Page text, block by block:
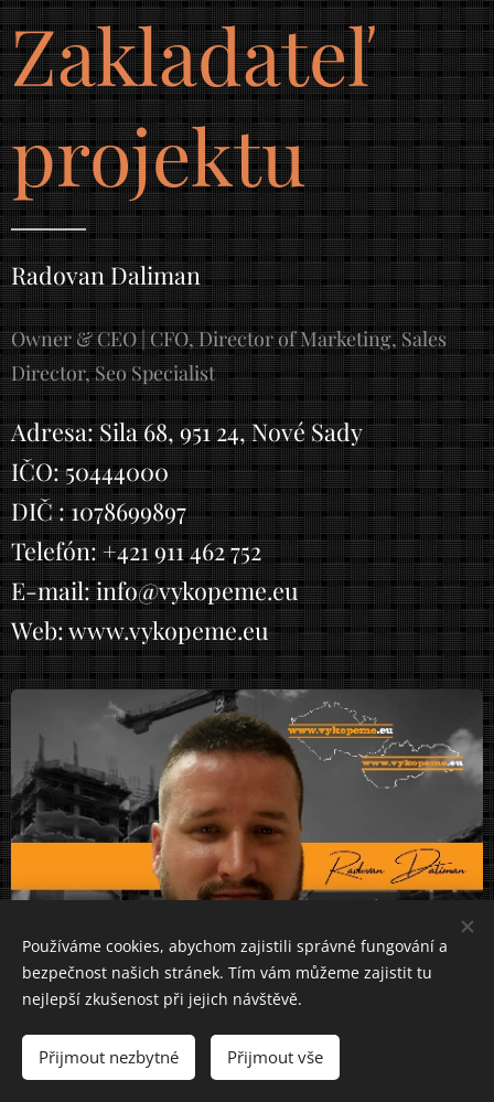
Zakladateľ
projektu
Radovan Daliman
Owner & CEO | CFO, Director of Marketing, Sales
Director, Seo Specialist
Adresa: Sila 68, 951 24, Nové Sady
IČO: 50444000
DIČ : 1078699897
Telefón: +421 911 462 752
E-mail: info@vykopeme.eu
Web: www.vykopeme.eu
Používáme cookies, abychom zajistili správné fungování a
bezpečnost našich stránek. Tím vám můžeme zajistit tu
nejlepší zkušenost při jejich návštěvě.
Přijmout nezbytné Přijmout vše